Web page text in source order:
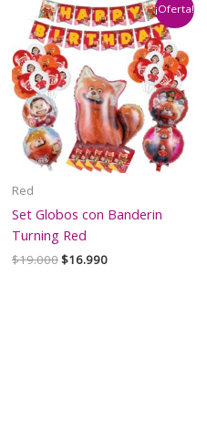
¡Oferta!
Red
Set Globos con Banderin
Turning Red
$19.000El
$16.990El